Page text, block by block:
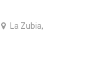
La Zubia,